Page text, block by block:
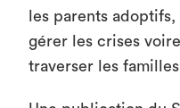
les parents
gérer les crises
traverser les